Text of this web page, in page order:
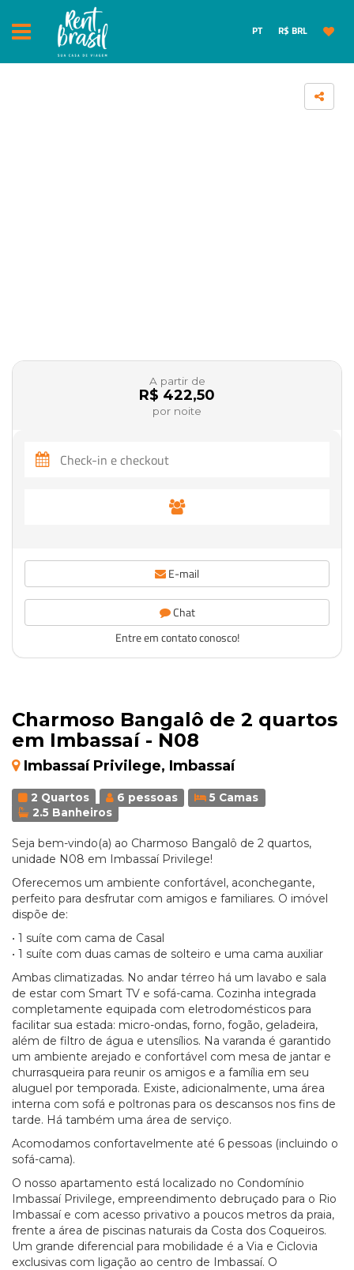
PT R$ BRL
Charmoso Bangalô de 2 quartos
em Imbassaí - N08
Imbassaí Privilege, Imbassaí
2 Quartos 6 pessoas
5 Camas
2.5 Banheiros
Seja bem-vindo(a) ao Charmoso Bangalô de 2 quartos,
unidade N08 em Imbassaí Privilege!
Oferecemos um ambiente confortável, aconchegante,
perfeito para desfrutar com amigos e familiares. O imóvel
dispõe de:
• 1 suíte com cama de Casal
• 1 suíte com duas camas de solteiro e uma cama auxiliar
Ambas climatizadas. No andar térreo há um lavabo e sala
de estar com Smart TV e sofá-cama. Cozinha integrada
completamente equipada com eletrodomésticos para
facilitar sua estada: micro-ondas, forno, fogão, geladeira,
além de filtro de água e utensílios. Na varanda é garantido
um ambiente arejado e confortável com mesa de jantar e
churrasqueira para reunir os amigos e a família em seu
aluguel por temporada. Existe, adicionalmente, uma área
interna com sofá e poltronas para os descansos nos fins de
tarde. Há também uma área de serviço.
Acomodamos confortavelmente até 6 pessoas (incluindo o
sofá-cama).
O nosso apartamento está localizado no Condomínio
Imbassaí Privilege, empreendimento debruçado para o Rio
Imbassaí e com acesso privativo a poucos metros da praia,
frente a área de piscinas naturais da Costa dos Coqueiros.
Um grande diferencial para mobilidade é a Via e Ciclovia
exclusivas com ligação ao centro de Imbassaí. O
A partir de
R$ 422,50
por noite
E-mail
Chat
Entre em contato conosco!